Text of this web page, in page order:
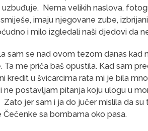
Nema velikih naslova,
imaju njegovane zube,
i milo izgledali naši djedovi da
sam se nad ovom tezom danas kad
Ta me priča baš opustila. Kad sam
kredit u švicarcima rata mi je bila
ne postavljam pitanja koju ulogu u
Zato jer sam i ja do jučer mislila da
Čečenke sa bombama oko pasa.